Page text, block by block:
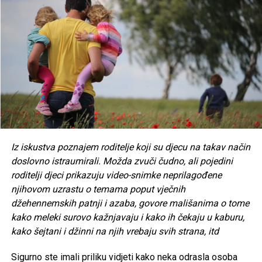
spojio vjeru, obrazovanje i liderstvo u korist čovjeka
Iz iskustva poznajem roditelje koji su djecu na takav način
doslovno istraumirali. Možda zvuči čudno, ali pojedini
roditelji djeci prikazuju video-snimke neprilagođene
njihovom uzrastu o temama poput vječnih
džehennemskih patnji i azaba, govore mališanima o tome
kako meleki surovo kažnjavaju i kako ih čekaju u kaburu,
kako šejtani i džinni na njih vrebaju svih strana, itd
Sigurno ste imali priliku vidjeti kako neka odrasla osoba